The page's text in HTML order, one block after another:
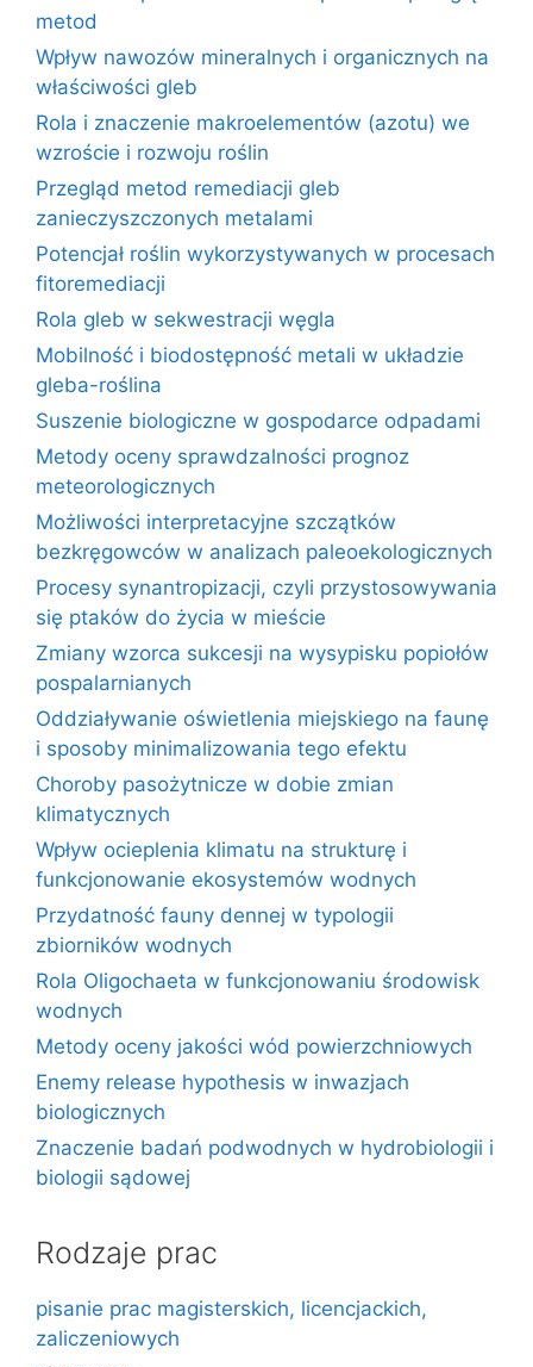
metod
Wpływ nawozów mineralnych i organicznych na
właściwości gleb
Rola i znaczenie makroelementów (azotu) we
wzroście i rozwoju roślin
Przegląd metod remediacji gleb
zanieczyszczonych metalami
Potencjał roślin wykorzystywanych w procesach
fitoremediacji
Rola gleb w sekwestracji węgla
Mobilność i biodostępność metali w układzie
gleba-roślina
Suszenie biologiczne w gospodarce odpadami
Metody oceny sprawdzalności prognoz
meteorologicznych
Możliwości interpretacyjne szczątków
bezkręgowców w analizach paleoekologicznych
Procesy synantropizacji, czyli przystosowywania
się ptaków do życia w mieście
Zmiany wzorca sukcesji na wysypisku popiołów
pospalarnianych
Oddziaływanie oświetlenia miejskiego na faunę
i sposoby minimalizowania tego efektu
Choroby pasożytnicze w dobie zmian
klimatycznych
Wpływ ocieplenia klimatu na strukturę i
funkcjonowanie ekosystemów wodnych
Przydatność fauny dennej w typologii
zbiorników wodnych
Rola Oligochaeta w funkcjonowaniu środowisk
wodnych
Metody oceny jakości wód powierzchniowych
Enemy release hypothesis w inwazjach
biologicznych
Znaczenie badań podwodnych w hydrobiologii i
biologii sądowej
Rodzaje prac
pisanie prac magisterskich, licencjackich,
zaliczeniowych